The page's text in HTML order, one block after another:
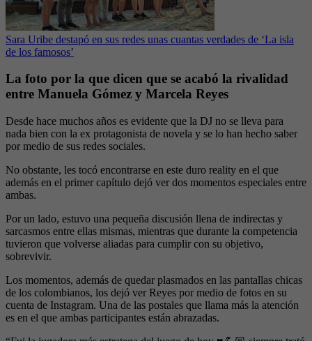
Sara Uribe destapó en sus redes unas cuantas verdades de ‘La isla
de los famosos’
La foto por la que dicen que se acabó la rivalidad
entre Manuela Gómez y Marcela Reyes
Desde hace muchos años es evidente que la DJ no se lleva para
nada bien con la ex protagonista de novela y se lo han hecho saber
por medio de sus redes sociales.
No obstante, les tocó encontrarse en este duro reality en el que
además en el primer capítulo dejó ver dos momentos especiales entre
ambas.
Por un lado, estuvo una pequeña discusión llena de indirectas y
sarcasmos entre ellas mismas, mientras que durante la competencia
tuvieron que volverse aliadas para cumplir con su objetivo,
sobrevivir.
Los momentos, además de quedar plasmados en las pantallas chicas
de los colombianos, los dejó ver Reyes por medio de fotos en su
cuenta de Instagram. Una de las postales que llama más la atención
es en el que ambas participantes están abrazadas.